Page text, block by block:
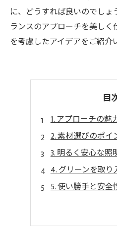
に、どうすれば良いのでし
ランスのアプローチを美し
を考慮したアイデアをご紹介
目
1. アプローチの魅
2. 素材選びのポイ
3. 明るく安心な照
4. グリーンを取り
5. 使い勝手と安全